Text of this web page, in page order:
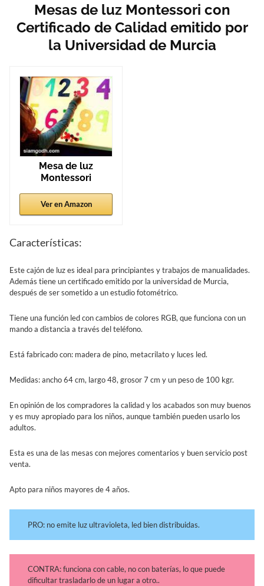
Mesas de luz Montessori con
Certificado de Calidad emitido por
la Universidad de Murcia
Mesa de luz
Montessori
Ver en Amazon
Características:
Este cajón de luz es ideal para principiantes y trabajos de manualidades.
Además tiene un certificado emitido por la universidad de Murcia,
después de ser sometido a un estudio fotométrico.
Tiene una función led con cambios de colores RGB, que funciona con un
mando a distancia a través del teléfono.
Está fabricado con: madera de pino, metacrilato y luces led.
Medidas: ancho 64 cm, largo 48, grosor 7 cm y un peso de 100 kgr.
En opinión de los compradores la calidad y los acabados son muy buenos
y es muy apropiado para los niños, aunque también pueden usarlo los
adultos.
Esta es una de las mesas con mejores comentarios y buen servicio post
venta.
Apto para niños mayores de 4 años.
PRO: no emite luz ultravioleta, led bien distribuidas.
CONTRA: funciona con cable, no con baterías, lo que puede
dificultar trasladarlo de un lugar a otro..